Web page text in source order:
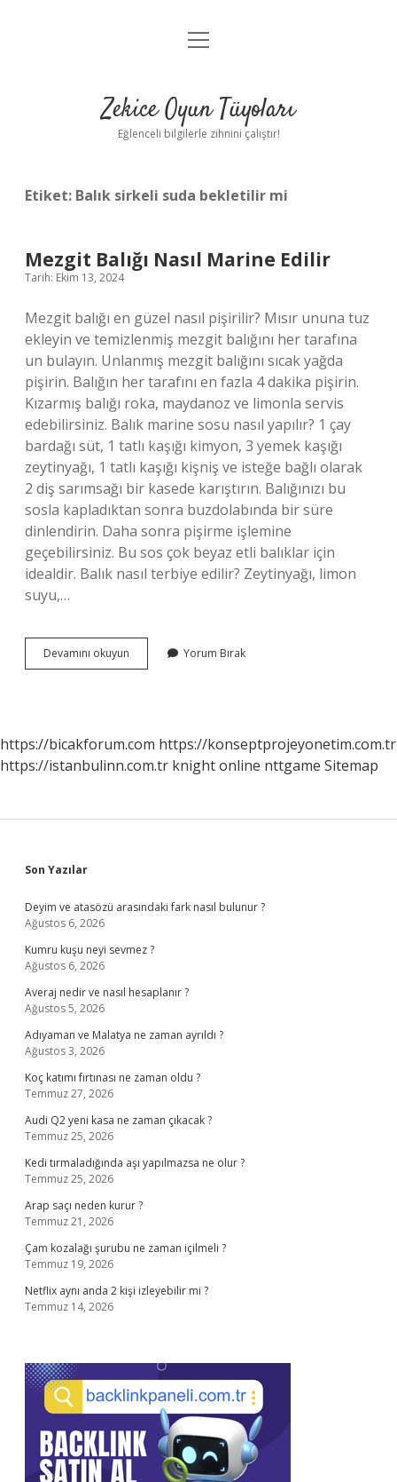
Anasayfa
Yasal Uyarı
menüyü
Zekice Oyun Tüyoları
Eğlenceli bilgilerle zihnini çalıştır!
Etiket: Balık sirkeli suda bekletilir mi
Mezgit Balığı Nasıl Marine Edilir
Tarih: Ekim 13, 2024
Mezgit balığı en güzel nasıl pişirilir? Mısır ununa tuz
ekleyin ve temizlenmiş mezgit balığını her tarafına
un bulayın. Unlanmış mezgit balığını sıcak yağda
pişirin. Balığın her tarafını en fazla 4 dakika pişirin.
Kızarmış balığı roka, maydanoz ve limonla servis
edebilirsiniz. Balık marine sosu nasıl yapılır? 1 çay
bardağı süt, 1 tatlı kaşığı kimyon, 3 yemek kaşığı
zeytinyağı, 1 tatlı kaşığı kişniş ve isteğe bağlı olarak
2 diş sarımsağı bir kasede karıştırın. Balığınızı bu
sosla kapladıktan sonra buzdolabında bir süre
dinlendirin. Daha sonra pişirme işlemine
geçebilirsiniz. Bu sos çok beyaz etli balıklar için
idealdir. Balık nasıl terbiye edilir? Zeytinyağı, limon
suyu,…
Devamını okuyun
Balığı
Yorum Bırak
https://bicakforum.com https://konseptprojeyonetim.com.tr
https://istanbulinn.com.tr knight online nttgame Sitemap
Sidebar
Son Yazılar
Deyim ve atasözü arasındaki fark nasıl bulunur ?
Ağustos 6, 2026
Kumru kuşu neyi sevmez ?
Ağustos 6, 2026
Averaj nedir ve nasıl hesaplanır ?
Ağustos 5, 2026
Adıyaman ve Malatya ne zaman ayrıldı ?
Ağustos 3, 2026
Koç katımı fırtınası ne zaman oldu ?
Temmuz 27, 2026
Audi Q2 yeni kasa ne zaman çıkacak ?
Temmuz 25, 2026
Kedi tırmaladığında aşı yapılmazsa ne olur ?
Temmuz 25, 2026
Arap saçı neden kurur ?
Temmuz 21, 2026
Çam kozalağı şurubu ne zaman içilmeli ?
Temmuz 19, 2026
Netflix aynı anda 2 kişi izleyebilir mi ?
Temmuz 14, 2026